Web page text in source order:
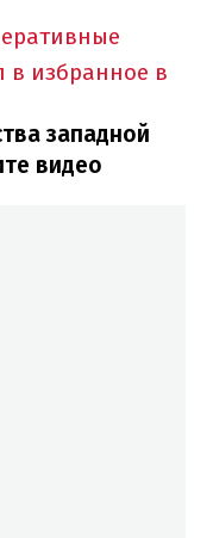
в избранное в
западной
видео